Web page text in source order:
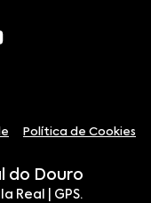
Política de Cookies
do Douro
Real | GPS.